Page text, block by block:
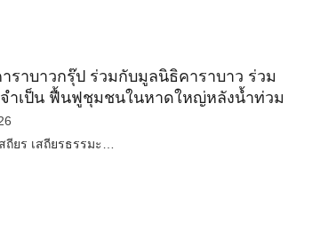
ราบาวกรุ๊ป ร่วมกับมูลนิธิคาราบาว ร่วม
จำเป็น ฟื้นฟูชุมชนในหาดใหญ่หลังน้ำท่วม
ถียร เสถียรธรรมะ…